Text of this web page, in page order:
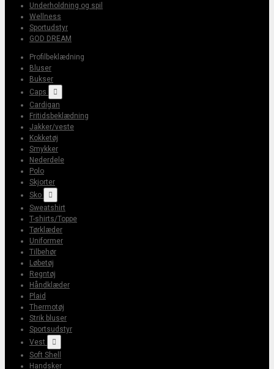
Underholdning og spil
Wellness
Sportudstyr
GOD DREAM
Profilbeklædning
Bluser
Bukser
Caps

Cardigan
Fritidsbeklædning
Jakker/veste
Kokketøj
Smykker
Nederdele
Polo
Skjorter
Sko

Sweatshirt
T-shirts/Toppe
Tørklæder
Uniformer
Tilbehør
Løbetøj
Regntøj
Håndklæder
Plaid
Thermotøj
Strik bluser
Sportsudstyr
Vest

Soft Shell
Handsker